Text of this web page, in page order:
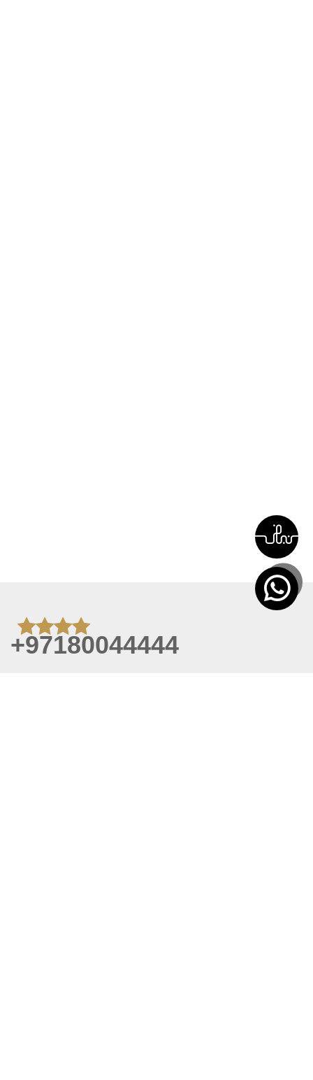
+97180044444